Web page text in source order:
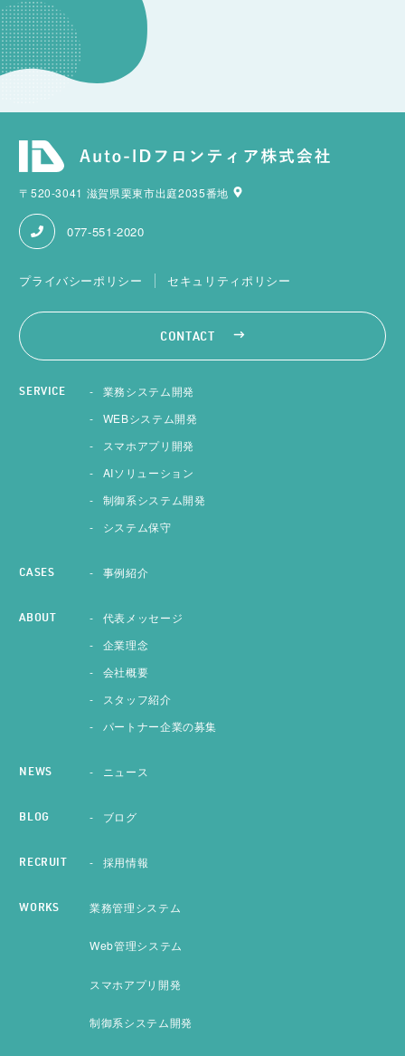
〒520-3041 滋賀県栗東市出庭2035番地
077-551-2020
プライバシーポリシー セキュリティポリシー
CONTACT
SERVICE
業務システム開発
WEBシステム開発
スマホアプリ開発
AIソリューション
制御系システム開発
システム保守
CASES 事例紹介
ABOUT
代表メッセージ
企業理念
会社概要
スタッフ紹介
パートナー企業の募集
NEWS ニュース
BLOG ブログ
RECRUIT 採用情報
WORKS 業務管理システム
Web管理システム
スマホアプリ開発
制御系システム開発